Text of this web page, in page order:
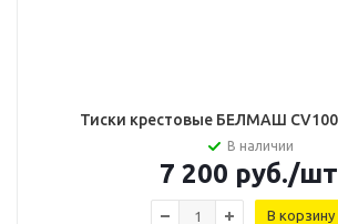
В наличии
7 200 руб./шт
В корзину